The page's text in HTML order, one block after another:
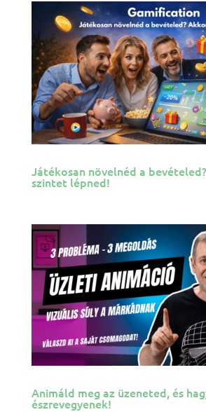
Játékosan növelnéd a
szintet lépned!
Animáld meg az üzeneted, és
észrevegyenek!